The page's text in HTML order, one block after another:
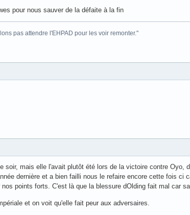
pour nous sauver de la défaite à la fin
pas attendre l'EHPAD pour les voir remonter."
soir, mais elle l'avait plutôt été lors de la victoire contre Oyo,
dernière et a bien failli nous le refaire encore cette fois ci
points forts. C'est là que la blessure dOlding fait mal car
et on voit qu'elle fait peur aux adversaires.